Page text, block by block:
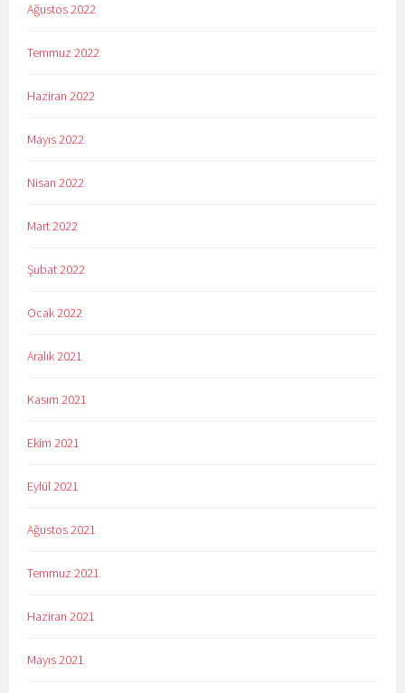
Ağustos 2022
Temmuz 2022
Haziran 2022
Mayıs 2022
Nisan 2022
Mart 2022
Şubat 2022
Ocak 2022
Aralık 2021
Kasım 2021
Ekim 2021
Eylül 2021
Ağustos 2021
Temmuz 2021
Haziran 2021
Mayıs 2021